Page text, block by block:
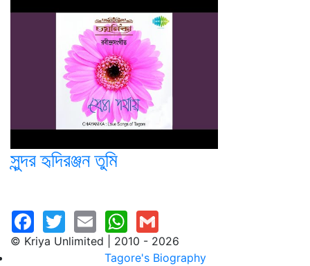
সুন্দর হৃদিরঞ্জন তুমি
© Kriya Unlimited | 2010 - 2026
Tagore's Biography